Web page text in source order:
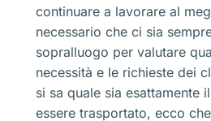
continuare a lavorare al
necessario che ci sia
sopralluogo per valutare
necessità e le richieste dei
si sa quale sia esattamente
essere trasportato, ecco